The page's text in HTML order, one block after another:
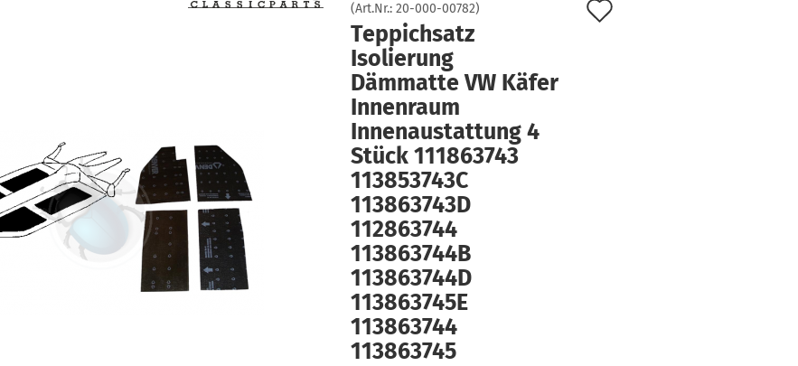
Konto erstellen
Passwort vergessen?
(Art.Nr.: 20-000-00782)
Teppichsatz
Isolierung
Dämmatte VW Käfer
Innenraum
Innenaustattung 4
Stück 111863743
113853743C
113863743D
112863744
113863744B
113863744D
113863745E
113863744
113863745